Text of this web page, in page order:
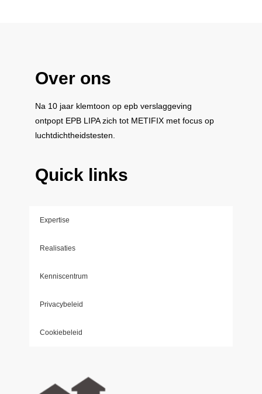
Over ons
Na 10 jaar klemtoon op epb verslaggeving
ontpopt EPB LIPAzich tot METIFIX met focus op
luchtdichtheidstesten.
Quick links
Expertise
Realisaties
Kenniscentrum
Privacybeleid
Cookiebeleid